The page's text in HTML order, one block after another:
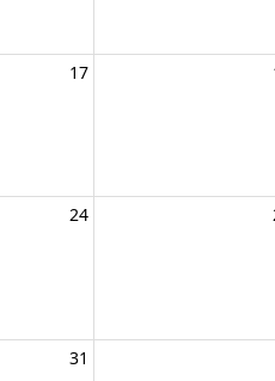
17
24
31